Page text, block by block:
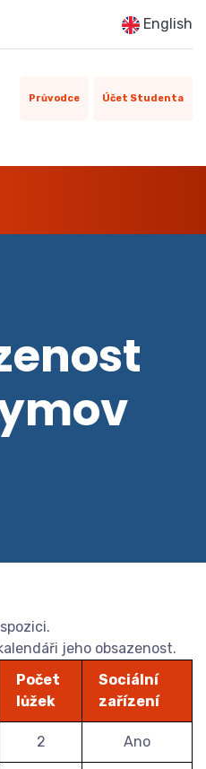
English
Průvodce Účet Studenta
jeho obsazenost.
Počet
lůžek
Sociální
zařízení
2 Ano